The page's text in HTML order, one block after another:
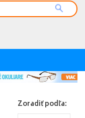
Zoradiť podľa: